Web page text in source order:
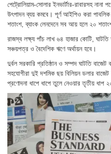
পেট্রোলিয়াম-সোলার ইনভার্টার-রাবারসহ নানা
উৎপাদন ব্যয় কমবে। পূর্ণ আইপিও করা পাবলিক
শতাংশ, ব্যাংক লেনদেনে সব আয় হলে ২০
রাজস্ব লক্ষ্য পাঁচ লাখ ৬৪ হাজার কোটি,
সঞ্চয়পত্র ও বৈদেশিক ঋণে অর্থায়ন হবে।
দুর্বল সরকারি প্রতিষ্ঠান ও সম্পদ ঘাটতি
সহযোগীরা দুই দশমিক ছয় বিলিয়ন ডলার
প্রণোদনা ধাপে ধাপে তুলে নেওয়ার তৃতীয় ধাপ